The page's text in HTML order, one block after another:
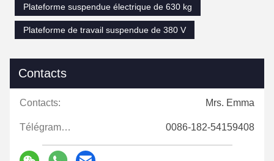
Plateforme suspendue électrique de 630 kg
Plateforme de travail suspendue de 380 V
Contacts
Contacts: Mrs. Emma
Télégramme: 0086-182-54159408